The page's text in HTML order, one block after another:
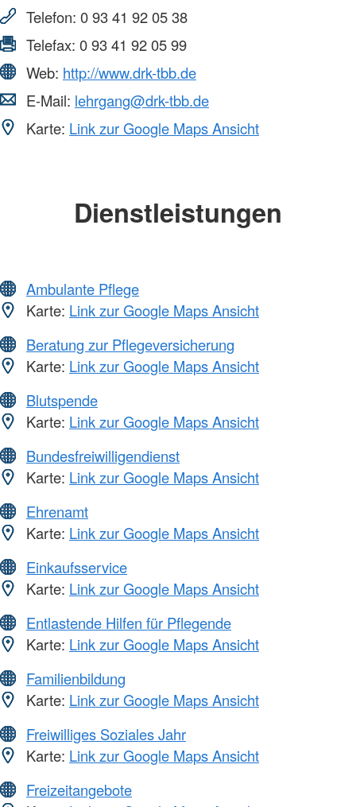
Telefon: 0 93 41 92 05 38
Telefax: 0 93 41 92 05 99
Web: http://www.drk-tbb.de
E-Mail: lehrgang@drk-tbb.de
Karte: Link zur Google Maps Ansicht
Dienstleistungen
Ambulante Pflege
Karte: Link zur Google Maps Ansicht
Beratung zur Pflegeversicherung
Karte: Link zur Google Maps Ansicht
Blutspende
Karte: Link zur Google Maps Ansicht
Bundesfreiwilligendienst
Karte: Link zur Google Maps Ansicht
Ehrenamt
Karte: Link zur Google Maps Ansicht
Einkaufsservice
Karte: Link zur Google Maps Ansicht
Entlastende Hilfen für Pflegende
Karte: Link zur Google Maps Ansicht
Familienbildung
Karte: Link zur Google Maps Ansicht
Freiwilliges Soziales Jahr
Karte: Link zur Google Maps Ansicht
Freizeitangebote